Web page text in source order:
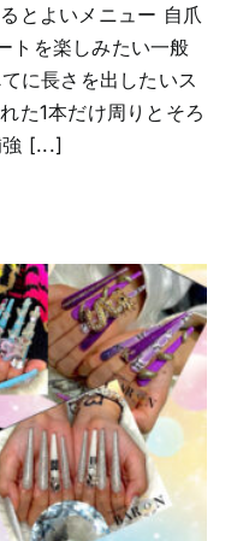
とよいメニュー 自爪
トを楽しみたい一般
に長さを出したいス
た1本だけ周りとそろ
強 [...]